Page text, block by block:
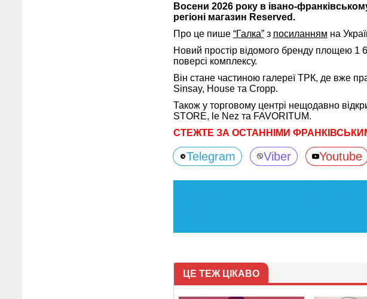
Восени 2026 року в івано-
регіоні магазин Reserved.
Про це пише “Галка”з посиланням на
Новий простір відомого бренду площею 1
поверсі комплексу.
Він стане частиною галереї ТРК, де вже
Sinsay, House та Cropp.
Також у торговому центрі нещодавно
STORE, le Nez та FAVORITUM.
СТЕЖТЕ ЗА ОСТАННІМИ
Telegram Viber Youtube
ЦЕ ТЕЖ ЦІКАВО